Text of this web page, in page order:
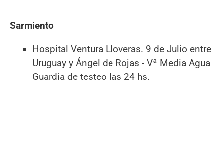
Sarmiento
Hospital Ventura Lloveras. 9 de Julio entre
Uruguay y Ángel de Rojas - Vª Media Agua
Guardia de testeo las 24 hs.